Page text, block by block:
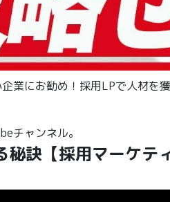
業にお勧め！採用LPで人材を
チャンネル。
訣【採用マーケテ